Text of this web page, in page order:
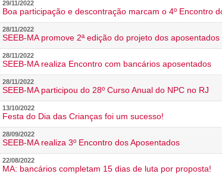
29/11/2022
Boa participação e descontração marcam o 4º Encontro
28/11/2022
SEEB-MA promove 2ª edição do projeto dos aposentados
28/11/2022
SEEB-MA realiza Encontro com bancários aposentados
28/11/2022
SEEB-MA participou do 28º Curso Anual do NPC no RJ
13/10/2022
Festa do Dia das Crianças foi um sucesso!
28/09/2022
SEEB-MA realiza 3º Encontro dos Aposentados
22/08/2022
MA: bancários completam 15 dias de luta por proposta!